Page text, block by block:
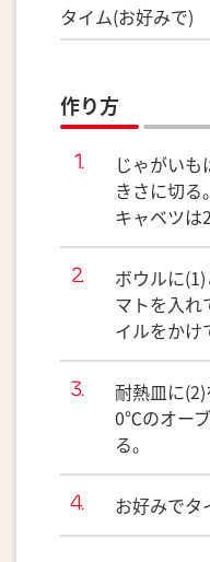
タイム(お好みで)
作り方
じゃがい
きさに切る。
キャベツは
ボウルに
マトを入れ
イルをかけ
耐熱皿に
0℃のオー
る。
お好みでタ